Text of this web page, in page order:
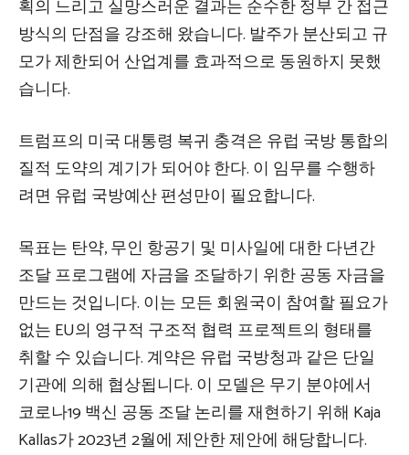
획의 느리고 실망스러운 결과는 순수한 정부 간 접근
방식의 단점을 강조해 왔습니다. 발주가 분산되고 규
모가 제한되어 산업계를 효과적으로 동원하지 못했
습니다.
트럼프의 미국 대통령 복귀 충격은 유럽 국방 통합의
질적 도약의 계기가 되어야 한다. 이 임무를 수행하
려면 유럽 국방예산 편성만이 필요합니다.
목표는 탄약, 무인 항공기 및 미사일에 대한 다년간
조달 프로그램에 자금을 조달하기 위한 공동 자금을
만드는 것입니다. 이는 모든 회원국이 참여할 필요가
없는 EU의 영구적 구조적 협력 프로젝트의 형태를
취할 수 있습니다. 계약은 유럽 국방청과 같은 단일
기관에 의해 협상됩니다. 이 모델은 무기 분야에서
코로나19 백신 공동 조달 논리를 재현하기 위해 Kaja
Kallas가 2023년 2월에 제안한 제안에 해당합니다.